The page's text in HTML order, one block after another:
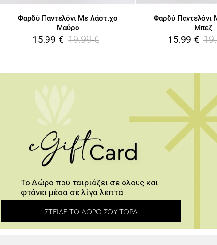
Φαρδύ Παντελόνι Με Λάστιχο
Μαύρο
15.99 € 19.99 €
Φαρδύ Παντελόνι
Μπεζ
15.99 €
Το Δώρο που ταιριάζει σε όλους και
φτάνει μέσα σε λίγα λεπτά
ΣΤΕΊΛΕ ΤΟ ΔΏΡΟ ΣΟΥ ΤΏΡΑ